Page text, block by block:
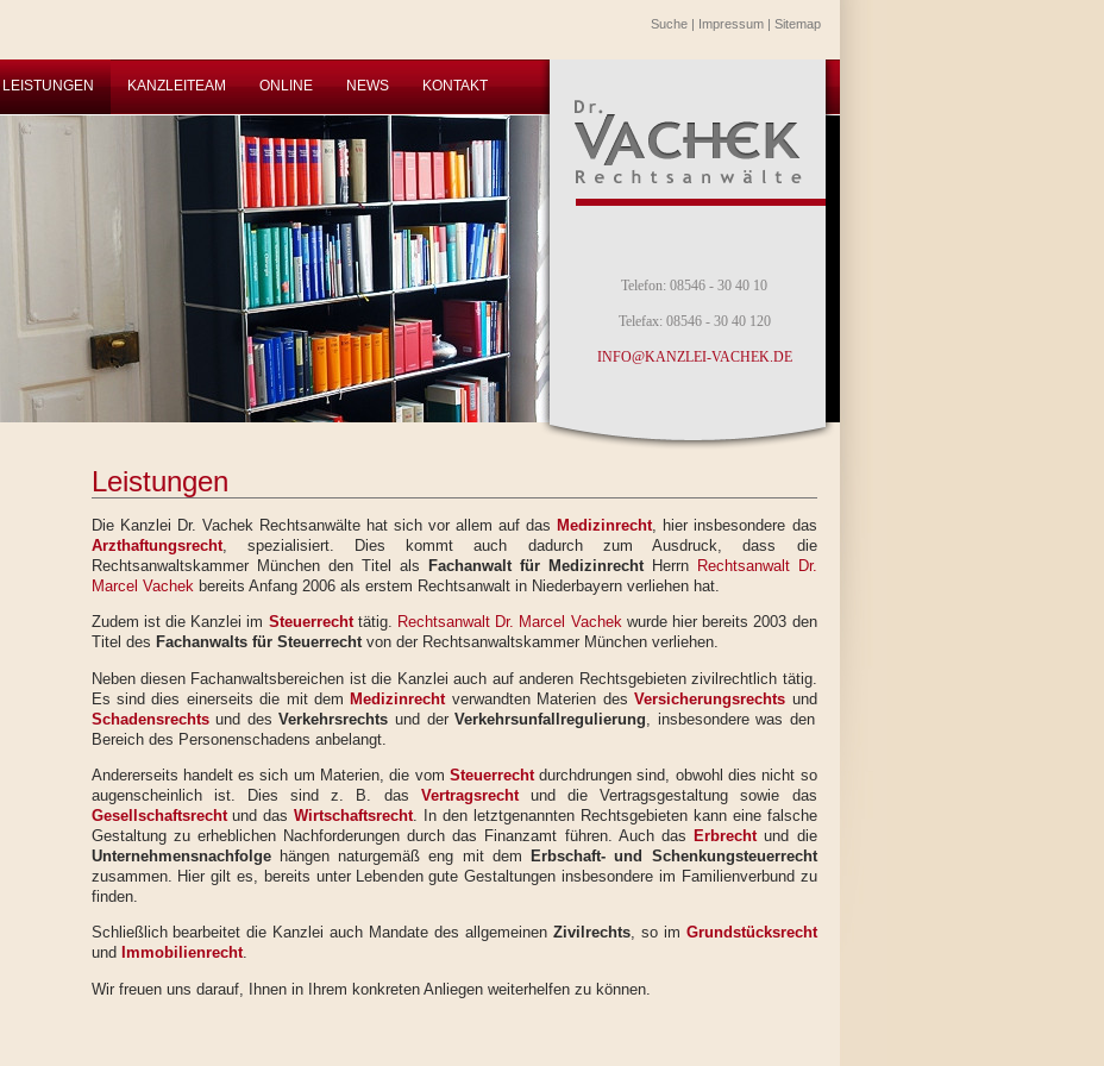
Suche| Impressum| Sitemap
LEISTUNGEN KANZLEITEAM ONLINE NEWS KONTAKT
Telefon: 08546 - 30 40 10
Telefax: 08546 - 30 40 120
INFO@KANZLEI-VACHEK.DE
Leistungen
Die Kanzlei Dr. Vachek Rechtsanwälte hat sich vor allem auf das Medizinrecht, hier insbesondere das
Arzthaftungsrecht, spezialisiert. Dies kommt auch dadurch zum Ausdruck, dass die
Rechtsanwaltskammer München den Titel als
Fachanwalt für MedizinrechtHerrn Rechtsanwalt Dr.
Marcel Vachekbereits Anfang 2006 als erstem Rechtsanwalt in Niederbayern verliehen hat.
Zudem ist die Kanzlei im Steuerrechttätig. Rechtsanwalt Dr. Marcel Vachekwurde hier bereits 2003 den
Titel des Fachanwalts für Steuerrechtvon der Rechtsanwaltskammer München verliehen.
Neben diesen Fachanwaltsbereichen ist die Kanzlei auch auf anderen Rechtsgebieten zivilrechtlich tätig.
Es sind dies einerseits die mit demMedizinrecht verwandten Materien desVersicherungsrechts und
Schadensrechtsund desVerkehrsrechts und derVerkehrsunfallregulierung , insbesondere was den
Bereich des Personenschadens anbelangt.
Andererseits handelt es sich um Materien, die vom Steuerrechtdurchdrungen sind, obwohl dies nicht so
augenscheinlich ist. Dies sind z. B. das Vertragsrechtund die Vertragsgestaltung sowie das
Gesellschaftsrecht und dasWirtschaftsrecht . In den letztgenannten Rechtsgebieten kann eine falsche
Gestaltung zu erheblichen Nachforderungen durch das Finanzamt führen. Auch das Erbrecht und die
Unternehmensnachfolgehängen naturgemäß eng mit dem
Erbschaft- und Schenkungsteuerrecht
zusammen. Hier gilt es, bereits unter Lebenden gute Gestaltungen insbesondere im Familienverbund zu
finden.
Schließlich bearbeitet die Kanzlei auch Mandate des allgemeinen Zivilrechts, so im Grundstücksrecht
und Immobilienrecht.
Wir freuen uns darauf, Ihnen in Ihrem konkreten Anliegen weiterhelfen zu können.